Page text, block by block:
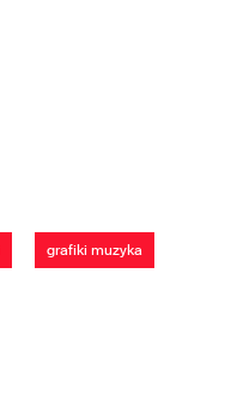
grafiki muzyka